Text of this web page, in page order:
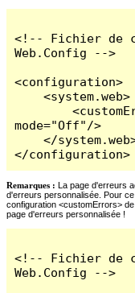
<!-- Fichier de
Web.Config -->
<configuration>
    <system.web>
        <customErrors
mode="Off"/>
    </system.web>
</configuration>
Remarques : La page d'erreurs
d'erreurs personnalisée. Pour
configuration <customErrors>
page d'erreurs personnalisée !
<!-- Fichier de
Web.Config -->